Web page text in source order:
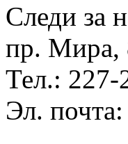
Следи за
пр. Мира,
Тел.: 227-
Эл. почта: